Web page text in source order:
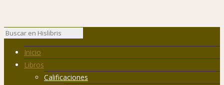
Inicio
Libros
Calificaciones